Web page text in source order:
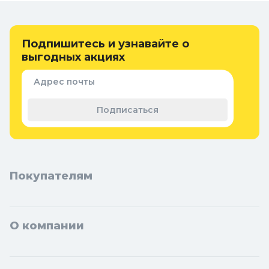
кнопок, тумблеров, индикаторов по выгодным ценам для
жителей Москвы и городов Московской области: Балашиха,
Подольск, Химки, Мытищи, Королёв, Люберцы, Красногорск,
Одинцово, Домодедово, Электросталь, Коломна, Щёлково,
Серпухов, Долгопрудный, Раменское, Реутов, Жуковский,
Пушкино, Орехово-Зуево, Ногинск, Сергиев Посад, Видное,
Наро-Фоминск, Дмитров, Лыткарино, Павловский Посад,
Ступино, Котельники, Фрязино, Дзержинский, Солнечногорск,
Новосибирска и Новосибирской области: Бердск, Искитим,
Подпишитесь и узнавайте о
выгодных акциях
Адрес почты
Подписаться
Покупателям
О компании